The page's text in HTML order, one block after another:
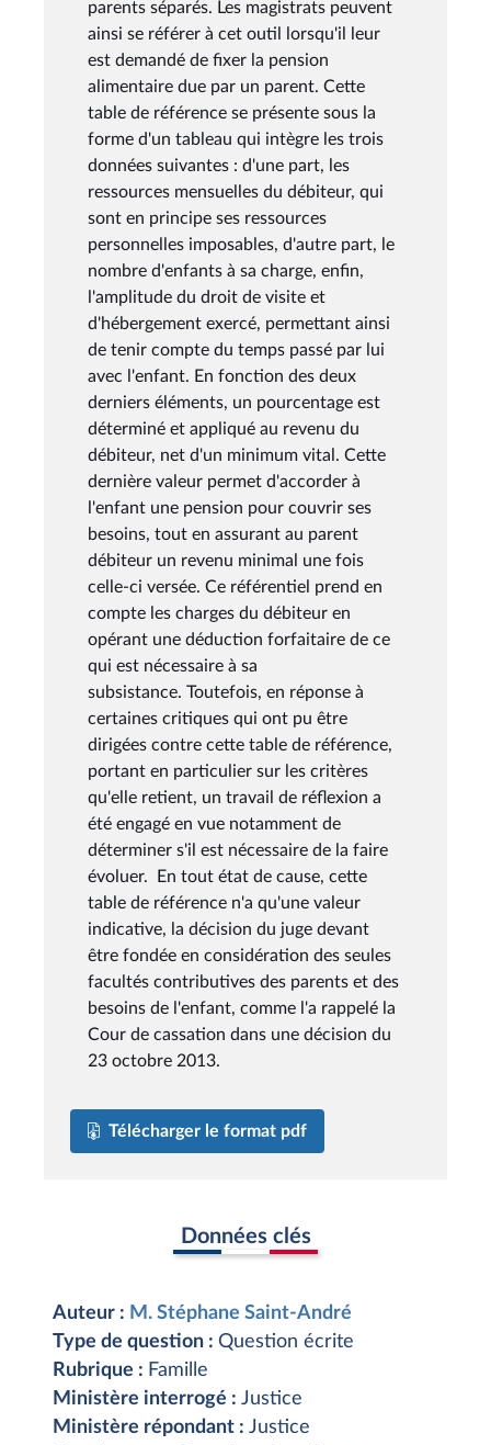
parents séparés. Les magistrats peuvent
ainsi se référer à cet outil lorsqu'il leur
est demandé de fixer la pension
alimentaire due par un parent. Cette
table de référence se présente sous la
forme d'un tableau qui intègre les trois
données suivantes : d'une part, les
ressources mensuelles du débiteur, qui
sont en principe ses ressources
personnelles imposables, d'autre part, le
nombre d'enfants à sa charge, enfin,
l'amplitude du droit de visite et
d'hébergement exercé, permettant ainsi
de tenir compte du temps passé par lui
avec l'enfant. En fonction des deux
derniers éléments, un pourcentage est
déterminé et appliqué au revenu du
débiteur, net d'un minimum vital. Cette
dernière valeur permet d'accorder à
l'enfant une pension pour couvrir ses
besoins, tout en assurant au parent
débiteur un revenu minimal une fois
celle-ci versée. Ce référentiel prend en
compte les charges du débiteur en
opérant une déduction forfaitaire de ce
qui est nécessaire à sa
subsistance. Toutefois, en réponse à
certaines critiques qui ont pu être
dirigées contre cette table de référence,
portant en particulier sur les critères
qu'elle retient, un travail de réflexion a
été engagé en vue notamment de
déterminer s'il est nécessaire de la faire
évoluer. En tout état de cause, cette
table de référence n'a qu'une valeur
indicative, la décision du juge devant
être fondée en considération des seules
facultés contributives des parents et des
besoins de l'enfant, comme l'a rappelé la
Cour de cassation dans une décision du
23 octobre 2013.
Télécharger le format pdf
Données clés
Auteur : M. Stéphane Saint-André
Type de question : Question écrite
Rubrique : Famille
Ministère interrogé : Justice
Ministère répondant : Justice